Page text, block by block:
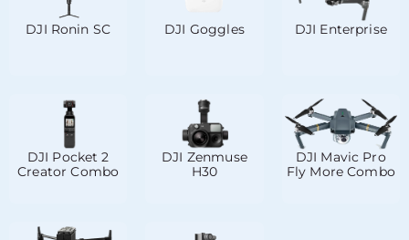
DJI Ronin SC DJI Goggles DJI Enterprise
DJI Pocket 2
Creator Combo
DJI Zenmuse
H30
DJI Mavic Pro
Fly More Combo